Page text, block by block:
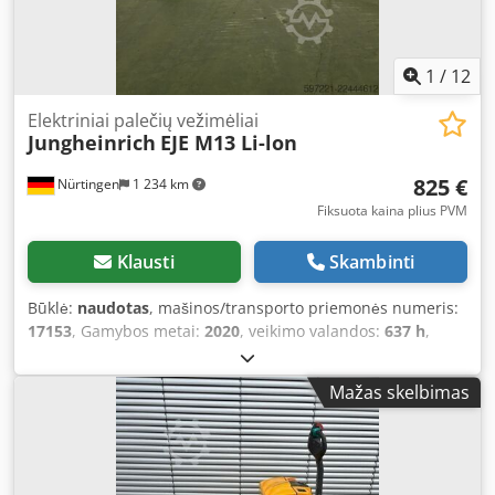
1 / 12
Nürtingen 1 234 km
Elektriniai palečių vežimėliai
Jungheinrich EJE M13 Li-lon
825 €
Fiksuota kaina plius PVM
Klausti Skambinti
Būklė: naudotas, mašinos/transporto priemonės numeris:
17153, Gamybos metai: 2020, veikimo valandos: 637 h,
, kėlimo aukštis:
tipas:elektrinis, stiebo tipas:kitas, statybinis aukštis:
, akumuliatoriaus įtampa:24 V , šakių ilgis:1 150
, bendras svoris:219 kg, 5227588 Codpfjzp Twfjx
Adtsha Serijos numeris: FN963625 Akumuliatoriaus
specifikacijos: 24 V
Mažas skelbimas